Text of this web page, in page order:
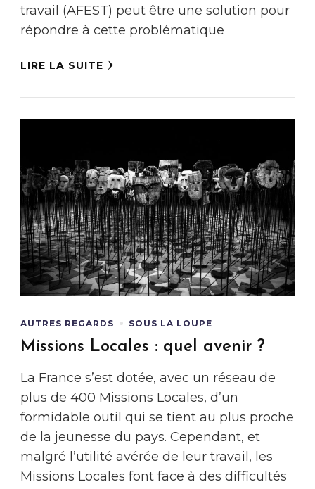
travail (AFEST) peut être une solution pour
répondre à cette problématique
LIRE LA SUITE
AUTRES REGARDS SOUS LA LOUPE
Missions Locales : quel avenir ?
La France s’est dotée, avec un réseau de
plus de 400 Missions Locales, d’un
formidable outil qui se tient au plus proche
de la jeunesse du pays. Cependant, et
malgré l’utilité avérée de leur travail, les
Missions Locales font face à des difficultés